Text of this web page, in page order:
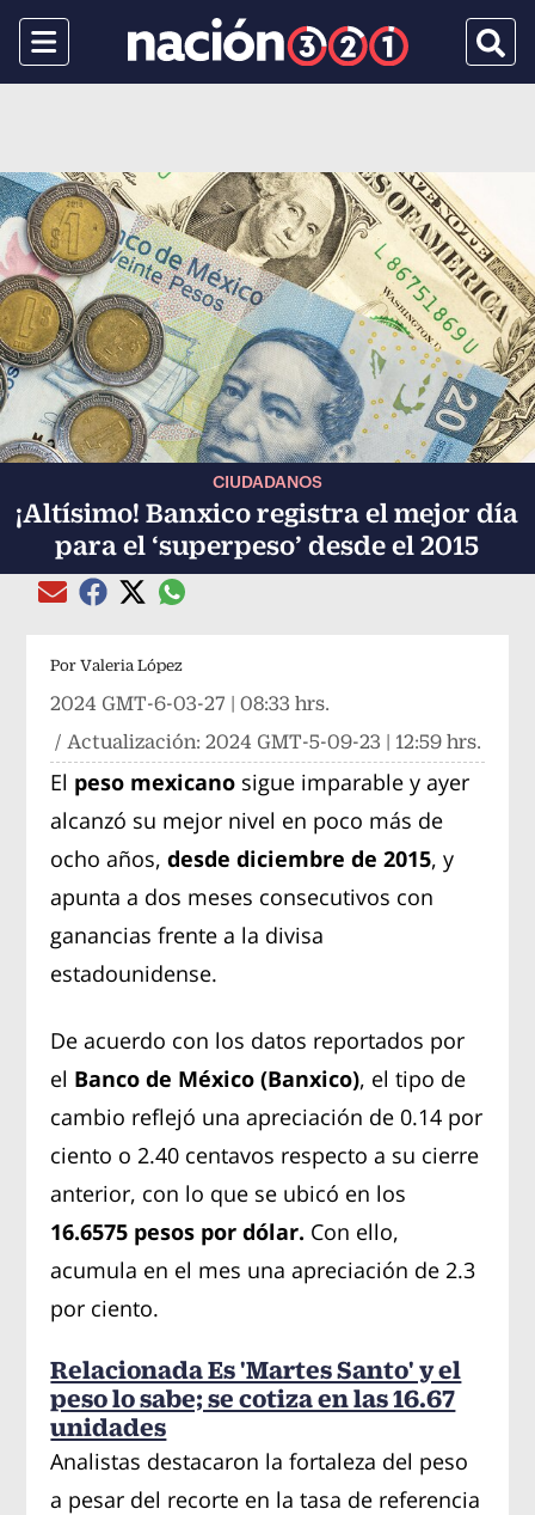
Menu
CIUDADANOS
¡Altísimo! Banxico registra el mejor día
para el ‘superpeso’ desde el 2015
Compartir el artículo actual mediante Email
Compartir el artículo actual mediante Facebook
Compartir el artículo actual mediante Twitter
Compartir el artículo actual mediante
Por Valeria López
2024 GMT-6-03-27 | 08:33 hrs.
/ Actualización:2024 GMT-5-09-23 | 12:59 hrs.
El peso mexicano sigue imparable y ayer
alcanzó su mejor nivel en poco más de
ocho años,desde diciembre de 2015, y
apunta a dos meses consecutivos con
ganancias frente a la divisa
estadounidense.
De acuerdo con los datos reportados por
el Banco de México (Banxico), el tipo de
cambio reflejó una apreciación de 0.14 por
ciento o 2.40 centavos respecto a su cierre
anterior, con lo que se ubicó en los
16.6575 pesos por dólar. Con ello,
acumula en el mes una apreciación de 2.3
por ciento.
Relacionada Es 'Martes Santo' y el
peso lo sabe; se cotiza en las 16.67
unidades
Analistas destacaron la fortaleza del peso
a pesar del recorte en la tasa de referencia